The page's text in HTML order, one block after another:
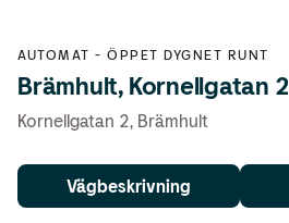
AUTOMAT -ÖPPET DYGNET RUNT
Brämhult, Kornellgatan 2
Kornellgatan 2, Brämhult
Vägbeskrivning